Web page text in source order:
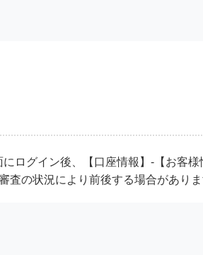
ログイン後、【口座情報】-【お客
の状況により前後する場合がありま